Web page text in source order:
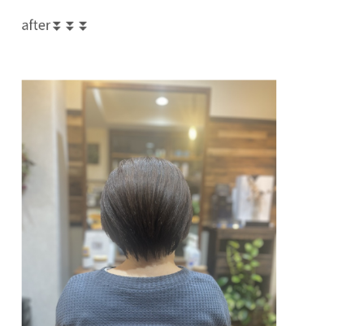
after⏬⏬⏬